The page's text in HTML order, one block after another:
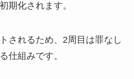
期化されます。
されるため、2周目は罪なし
仕組みです。